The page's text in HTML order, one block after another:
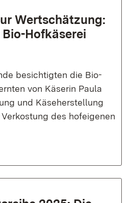
Wertschätzung:
Hofkäserei
besichtigten die Bio-
von Käserin Paula
und Käseherstellung
des hofeigenen